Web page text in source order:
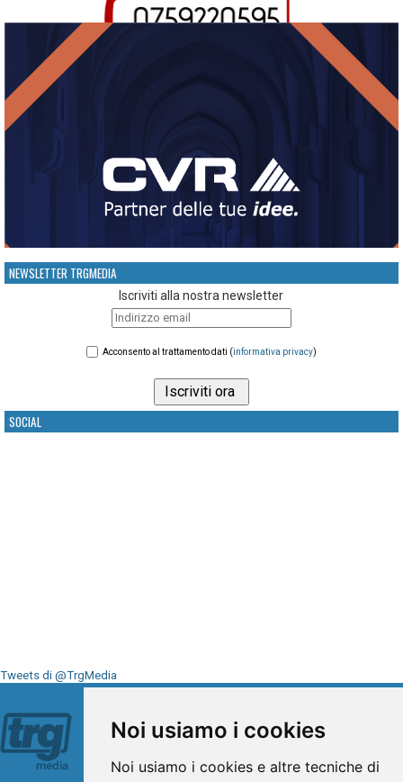
Noi usiamo i cookies
Noi usiamo i cookies e altre tecniche di
NEWSLETTER TRGMEDIA
Iscriviti alla nostra newsletter
Acconsento al trattamento dati (informativa privacy)
SOCIAL
Tweets di @TrgMedia